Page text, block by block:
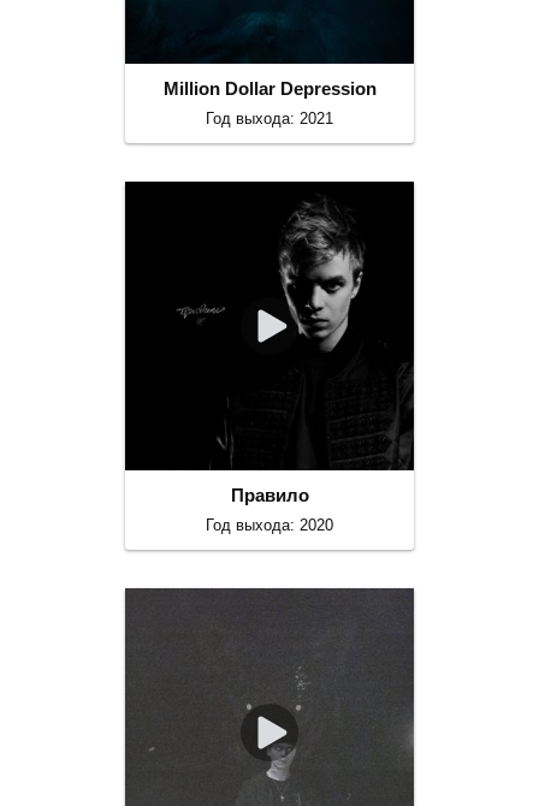
Million Dollar Depression
Год выхода: 2021
Правило
Год выхода: 2020